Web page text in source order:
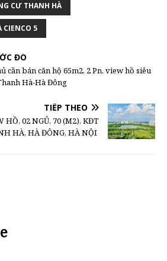
CƯ THANH HÀ
CIENCO 5
ĐÓ
cần bán căn hộ 65m2, 2 Pn, view hồ siêu
Hà-Hà Đông
TIẾP THEO
HỒ, 02 NGỦ, 70 (M2), KĐT
HÀ, HÀ ĐÔNG, HÀ NỘI